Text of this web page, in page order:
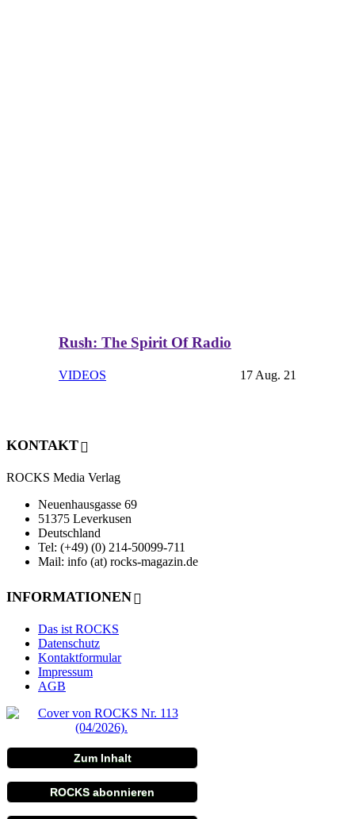
Rush: The Spirit Of Radio
VIDEOS 17 Aug. 21
KONTAKT
ROCKS Media Verlag
Neuenhausgasse 69
51375 Leverkusen
Deutschland
Tel: (+49) (0) 214-50099-711
Mail: info (at) rocks-magazin.de
INFORMATIONEN
Das ist ROCKS
Datenschutz
Kontaktformular
Impressum
AGB
Zum Inhalt
ROCKS abonnieren